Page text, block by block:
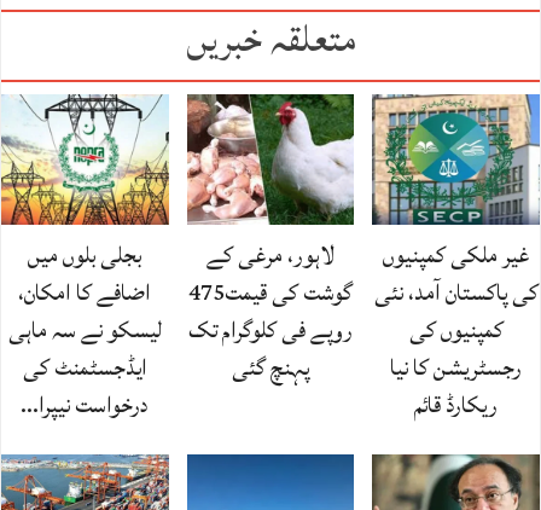
متعلقہ خبریں
غیر ملکی کمپنیوں
کی پاکستان آمد، نئی
کمپنیوں کی
رجسٹریشن کا نیا
ریکارڈ قائم
لاہور، مرغی کے
گوشت کی قیمت475
روپے فی کلوگرام تک
پہنچ گئی
بجلی بلوں میں
اضافے کا امکان،
لیسکو نے سہ ماہی
ایڈجسٹمنٹ کی
درخواست نیپرا…